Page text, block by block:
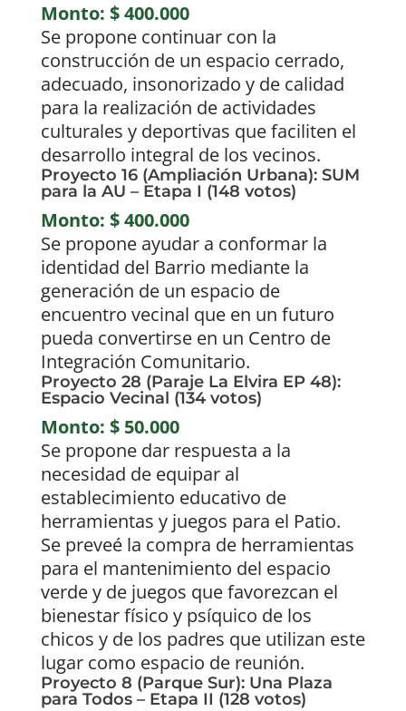
Monto: $ 400.000
Se propone continuar con la
construcción de un espacio cerrado,
adecuado, insonorizado y de calidad
para la realización de actividades
culturales y deportivas que faciliten el
desarrollo integral de los vecinos.
Proyecto 16 (Ampliación Urbana): SUM
para la AU – Etapa I (148 votos)
Monto: $ 400.000
Se propone ayudar a conformar la
identidad del Barrio mediante la
generación de un espacio de
encuentro vecinal que en un futuro
pueda convertirse en un Centro de
Integración Comunitario.
Proyecto 28 (Paraje La Elvira EP 48):
Espacio Vecinal (134 votos)
Monto: $ 50.000
Se propone dar respuesta a la
necesidad de equipar al
establecimiento educativo de
herramientas y juegos para el Patio.
Se preveé la compra de herramientas
para el mantenimiento del espacio
verde y de juegos que favorezcan el
bienestar físico y psíquico de los
chicos y de los padres que utilizan este
lugar como espacio de reunión.
Proyecto 8 (Parque Sur): Una Plaza
para Todos – Etapa II (128 votos)